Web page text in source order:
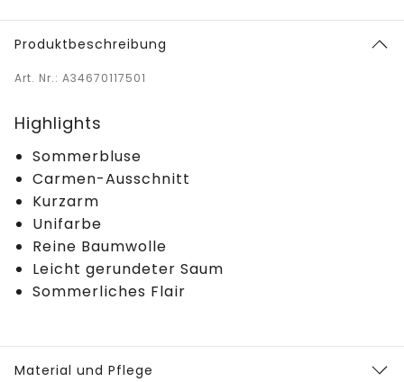
Produktbeschreibung
Art. Nr.: A34670117501
Highlights
Sommerbluse
Carmen-Ausschnitt
Kurzarm
Unifarbe
Reine Baumwolle
Leicht gerundeter Saum
Sommerliches Flair
Material und Pflege